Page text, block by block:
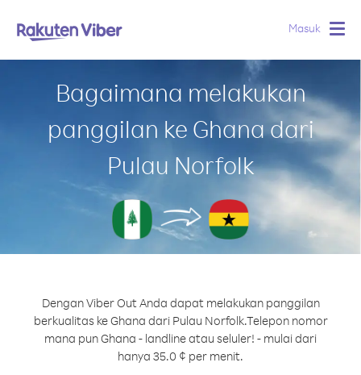
Masuk
Bagaimana melakukan
panggilan ke Ghana dari
Pulau Norfolk
Dengan Viber Out Anda dapat melakukan panggilan
berkualitas ke Ghana dari Pulau Norfolk.Telepon nomor
mana pun Ghana - landline atau seluler! - mulai dari
hanya 35.0 ¢ per menit.